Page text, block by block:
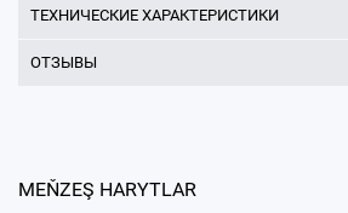
ТЕХНИЧЕСКИЕ ХАРАКТЕРИСТИКИ
ОТЗЫВЫ
MEŇZEŞ HARYTLAR